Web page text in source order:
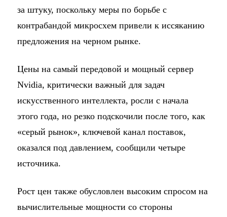
за штуку, поскольку меры по борьбе с
контрабандой микросхем привели к иссяканию
предложения на черном рынке.
Цены на самый передовой и мощный сервер
Nvidia, критически важный для задач
искусственного интеллекта, росли с начала
этого года, но резко подскочили после того, как
«серый рынок», ключевой канал поставок,
оказался под давлением, сообщили четыре
источника.
Рост цен также обусловлен высоким спросом на
вычислительные мощности со стороны